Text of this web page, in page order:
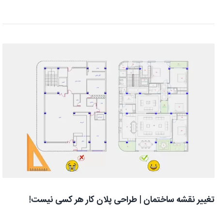
تغییر نقشه ساختمان | طراحی پلان کار هر کسی نیست!